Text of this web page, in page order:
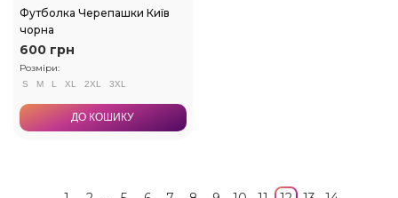
Футболка Черепашки Київ
чорна
600 грн
Розміри:
S M L XL 2XL 3XL
ДО КОШИКУ